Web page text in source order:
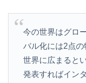
今の世界はグロ
バル化には2点
世界に広まると
発表すればイン